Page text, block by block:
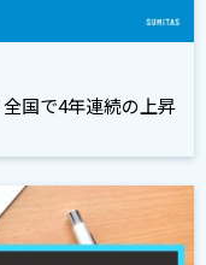
全国で4年連続の上昇